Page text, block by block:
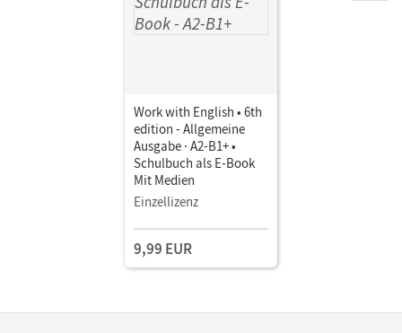
Work with English • 6th
edition - Allgemeine
Ausgabe · A2-B1+ •
Schulbuch als E-Book
Mit Medien
Einzellizenz
9,99 EUR